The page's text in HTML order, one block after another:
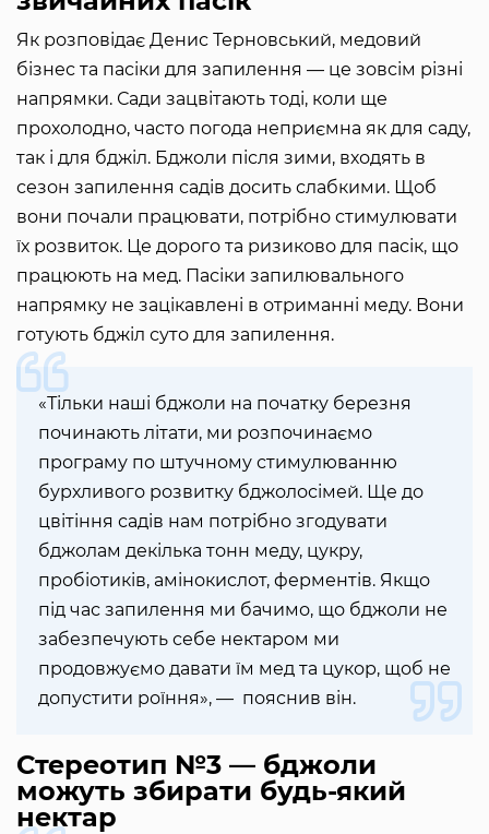
Як розповідає Денис Терновський, медовий
бізнес та пасіки для запилення — це зовсім різні
напрямки. Сади зацвітають тоді, коли ще
прохолодно, часто погода неприємна як для саду,
так і для бджіл. Бджоли після зими, входять в
сезон запилення садів досить слабкими. Щоб
вони почали працювати, потрібно стимулювати
їх розвиток. Це дорого та ризиково для пасік, що
працюють на мед. Пасіки запилювального
напрямку не зацікавлені в отриманні меду. Вони
готують бджіл суто для запилення.
«Тільки наші бджоли на початку березня
починають літати, ми розпочинаємо
програму по штучному стимулюванню
бурхливого розвитку бджолосімей. Ще до
цвітіння садів нам потрібно згодувати
бджолам декілька тонн меду, цукру,
пробіотиків, амінокислот, ферментів. Якщо
під час запилення ми бачимо, що бджоли не
забезпечують себе нектаром ми
продовжуємо давати їм мед та цукор, щоб не
допустити роїння», — пояснив він.
Стереотип №3 — бджоли
можуть збирати будь-який
нектар